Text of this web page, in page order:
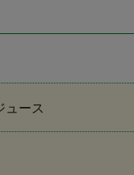
ュース